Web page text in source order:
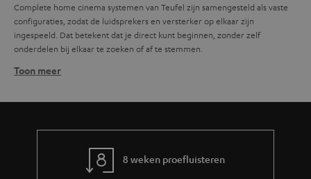
Complete home cinema systemen van Teufel zijn samengesteld als vaste
configuraties, zodat de luidsprekers en versterker op elkaar zijn
ingespeeld. Dat betekent dat je direct kunt beginnen, zonder zelf
onderdelen bij elkaar te zoeken of af te stemmen.
Wanneer kies je voor een compleet home cinema
gemak samen moeten gaan:
Met een compleet systeem heb je direct een werkende 4.0- of hogere
Toon meer
8 weken proefluisteren